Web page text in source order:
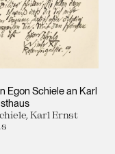
Egon Schiele an Karl
Karl Ernst